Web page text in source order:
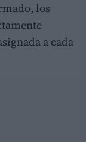
los
a cada